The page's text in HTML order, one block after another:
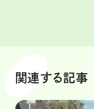
関連する記事